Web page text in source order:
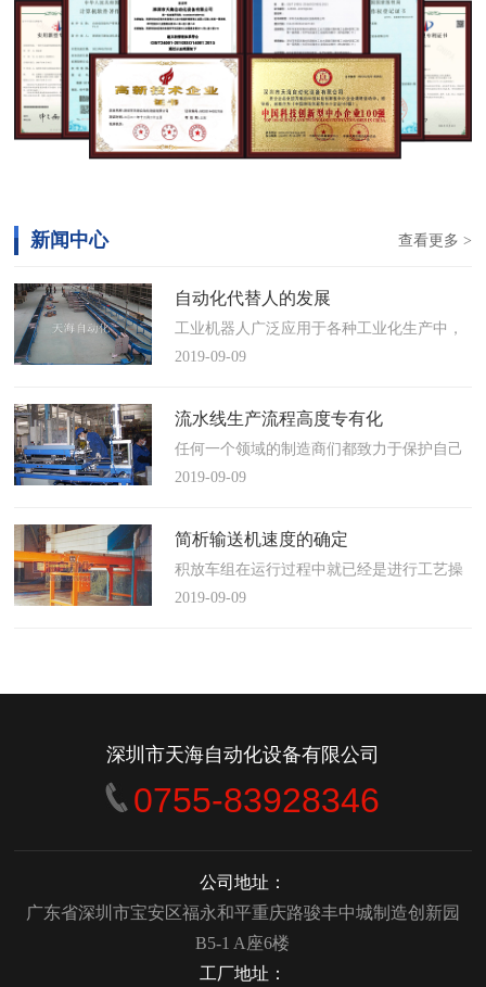
查看更多 >
新闻中心
自动化代替人的发展
工业机器人广泛应用于各种工业化生产中，
慢慢取代工人，做着高强度、重复性、有职
人联合会(IFR)预测，2014年中国将成为全球
最大的工业机器人市场，将占全球总销量
17%。业内把2014年称为“中国工业机器人元
2019-09-09
流水线生产流程高度专有化
任何一个领域的制造商们都致力于保护自己
的自动化流水线生产流程不被外人知晓，即
大多数流程都带有某种专有的性质，并且混
合了不同的方法、技术和操作方式，而这最
终将影响一个制造商进行有效竞争的能力。
2019-09-09
简析输送机速度的确定
积放车组在运行过程中就已经是进行工艺操
作的区段，运行速度是由积放小车组的运行
2019-09-09
深圳市天海自动化设备有限公司
0755-83928346
公司地址：
广东省深圳市宝安区福永和平重庆路骏丰中城制造创新园
B5-1 A座6楼
工厂地址：